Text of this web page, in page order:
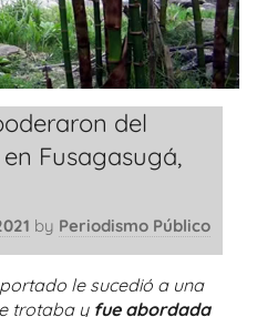
del
Fusagasugá,
by Periodismo Público
le sucedió a una
trotaba y fue abordada